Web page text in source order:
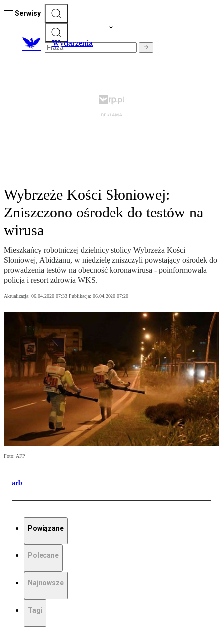
Serwisy
Wydarzenia
Wybrzeże Kości Słoniowej:
Zniszczono ośrodek do testów na
wirusa
Mieszkańcy robotniczej dzielnicy stolicy Wybrzeża Kości
Słoniowej, Abidżanu, w niedzielę zniszczyli powstający ośrodek do
prowadzenia testów na obecność koronawirusa - poinformowała
policja i resort zdrowia WKS.
Aktualizacja: 06.04.2020 07:33 Publikacja: 06.04.2020 07:20
Foto: AFP
arb
Powiązane
Polecane
Najnowsze
Tagi